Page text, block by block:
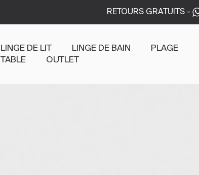
RETOURS GRATUITS-
LINGE DE LIT LINGE DE BAIN PLAGE
TABLE
OUTLET